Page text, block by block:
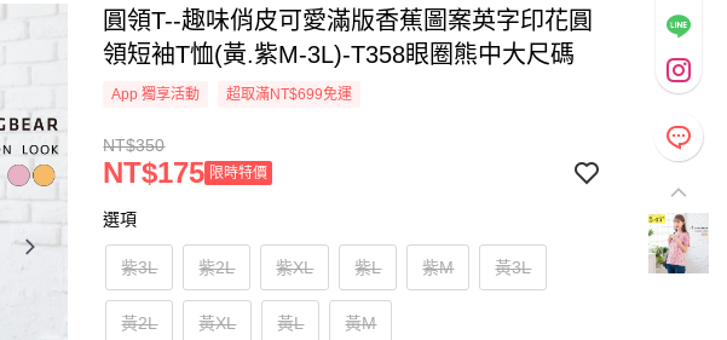
圓領T--趣味俏皮可愛滿版香蕉圖案英字印花圓
領短袖T恤(黃.紫M-3L)-T358眼圈熊中大尺碼
App 獨享活動 超取滿NT$699免運
NT$350
NT$175 限時特價
選項
紫3L 紫2L 紫XL 紫L 紫M 黃3L
黃2L 黃XL 黃L 黃M